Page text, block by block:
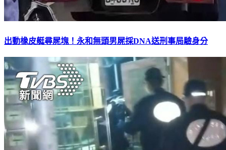
出動橡皮艇尋屍塊！永和無頭男屍採DNA送刑事局驗身分